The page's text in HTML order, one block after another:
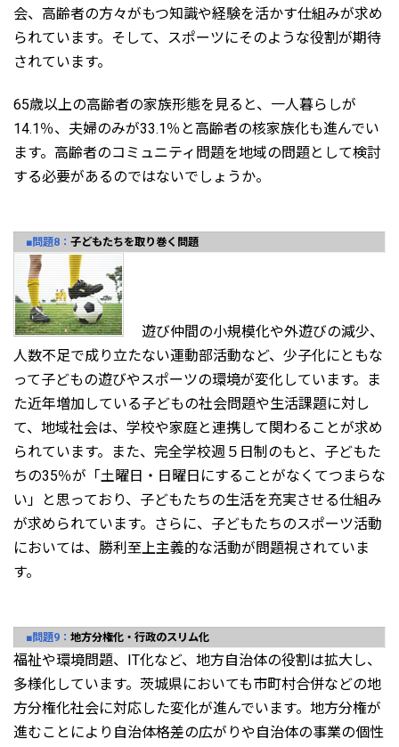
会、高齢者の方々がもつ知識や経験を活かす仕組みが求め
られています。そして、スポーツにそのような役割が期待
されています。
65歳以上の高齢者の家族形態を見ると、一人暮らしが
14.1％、夫婦のみが33.1％と高齢者の核家族化も進んでい
ます。高齢者のコミュニティ問題を地域の問題として検討
する必要があるのではないでしょうか。
■問題8： 子どもたちを取り巻く問題
遊び仲間の小規模化や外遊びの減少、
人数不足で成り立たない運動部活動など、少子化にともな
って子どもの遊びやスポーツの環境が変化しています。ま
た近年増加している子どもの社会問題や生活課題に対し
て、地域社会は、学校や家庭と連携して関わることが求め
られています。また、完全学校週５日制のもと、子どもた
ちの35％が「土曜日・日曜日にすることがなくてつまらな
い」と思っており、子どもたちの生活を充実させる仕組み
が求められています。さらに、子どもたちのスポーツ活動
においては、勝利至上主義的な活動が問題視されていま
す。
■問題9： 地方分権化・行政のスリム化
福祉や環境問題、IT化など、地方自治体の役割は拡大し、
多様化しています。茨城県においても市町村合併などの地
方分権化社会に対応した変化が進んでいます。地方分権が
進むことにより自治体格差の広がりや自治体の事業の個性